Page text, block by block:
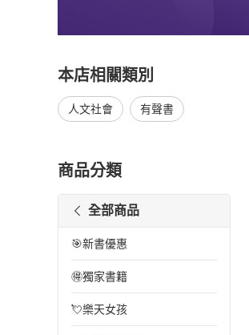
本店相關類別
人文社會 有聲書
商品分類
全部商品
🎯新書優惠
🉐獨家書籍
💘樂天女孩